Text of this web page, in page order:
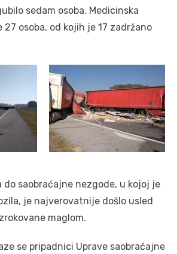
sedam osoba. Medicinska
27 osoba, od kojih je 17 zadržano
do saobraćajne nezgode, u kojoj je
je najverovatnije došlo usled
maglom.
se pripadnici Uprave saobraćajne